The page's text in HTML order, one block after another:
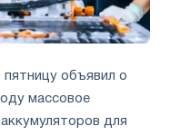
пятницу объявил о
массовое
для